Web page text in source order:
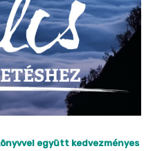
együtt kedvezményes